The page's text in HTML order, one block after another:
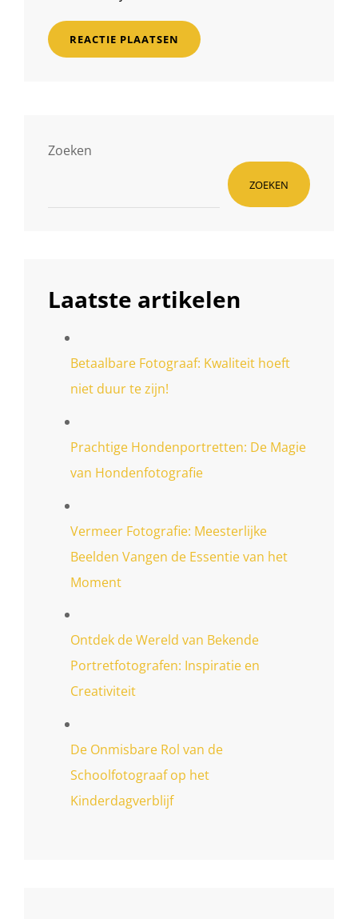
Zoeken
ZOEKEN
Laatste artikelen
Betaalbare Fotograaf: Kwaliteit hoeft
niet duur te zijn!
Prachtige Hondenportretten: De Magie
van Hondenfotografie
Vermeer Fotografie: Meesterlijke
Beelden Vangen de Essentie van het
Moment
Ontdek de Wereld van Bekende
Portretfotografen: Inspiratie en
Creativiteit
De Onmisbare Rol van de
Schoolfotograaf op het
Kinderdagverblijf